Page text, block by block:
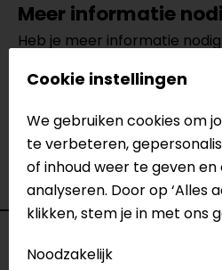
Meer informatie
Heb je meer informatie
vanonze winkelsin Breda,
Eindhoven, Vianen of
het product bekijken &
verkoopmedewerkers voor
Bekijk onze andere
Specificaties
Cookie instellingen
We gebruiken cookies om
te verbeteren,
of inhoud weer te geven
analyseren. Door op ‘Alles
klikken, stem je in met ons
Noodzakelijk